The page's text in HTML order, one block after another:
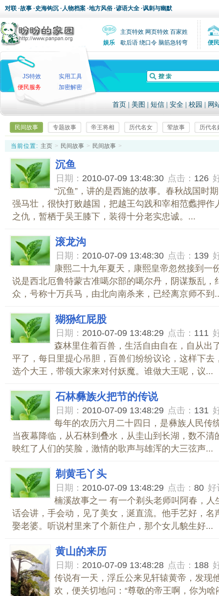
对联 ·故事 ·史海钩沉 ·人物档案 ·地方风俗 ·谚语大全 ·讽刺与幽默
主页特效 网页特效 百家姓
娱乐
歇后语 绕口令 脑筋急转弯 便民
JS特效
实用工具
便民服务
加密解密
首页 美图 短信 安全 校园 网
民间故事 专题故事 帝王将相 历代名女 荤故事 历代名
当前位置: 主页 > 民间故事 > 民间故事 >
沉鱼
日期： 2010-07-09 13:48:30 点击： 126
“沉鱼”，讲的是西施的故事。春秋战国时
强马壮，很快打败越国，把越王勾践和宰相范蠡押作
之仇，暂栖于吴王膝下，装得十分老实忠诚。...
滚龙沟
日期： 2010-07-09 13:48:30 点击： 139
康熙二十九年夏天，康熙皇帝忽然接到一
说是西北厄鲁特蒙古准噶尔部的噶尔丹，阴谋叛乱，
众，号称十万兵马，由北向南杀来，已经离京师不到
猢狲红屁股
日期： 2010-07-09 13:48:29 点击： 111
森林里住着百兽，生活自由自在，自从出
平了，每日里提心吊胆，百兽们纷纷议论，这样下去
选个大王，带领大家来对付妖魔。谁做大王呢，议...
石林彝族火把节的传说
日期： 2010-07-09 13:48:29 点击： 131
每年的农历六月二十四日，是彝族人民传
当夜幕降临，从石林到叠水，从圭山到长湖，数不清
映红了人们的笑脸，激情的歌声与雄浑的大三弦声...
剃黄毛丫头
日期： 2010-07-09 13:48:29 点击： 80 好
楠溪故事之一 有一个剃头老师叫阿春，人
话会讲，手会动，见了美女，涎直流。他手艺好，名
娶老婆。听说村里来了个新住户，那个女儿貌生好...
黄山的来历
日期： 2010-07-09 13:48:28 点击： 188
传说有一天，浮丘公来见轩辕黄帝，发现
欢，便关切地问：“尊敬的帝王啊，你为啥